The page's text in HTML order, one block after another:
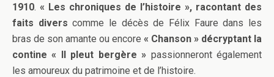
1910. « Les chroniques de l’histoire », racontant des
faits divers comme le décès de Félix Faure dans les
bras de son amante ou encore « Chanson » décryptant la
contine « Il pleut bergère » passionneront également
les amoureux du patrimoine et de l’histoire.